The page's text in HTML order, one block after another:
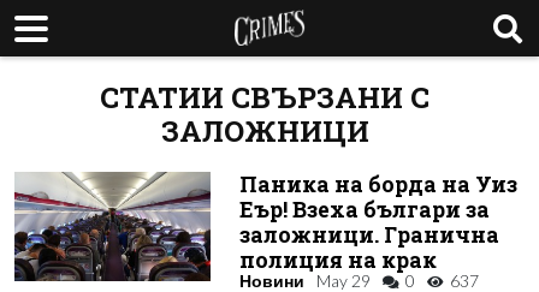
СТАТИИ СВЪРЗАНИ С
ЗАЛОЖНИЦИ
Паника на борда на Уиз
Еър! Взеха българи за
заложници. Гранична
полиция на крак
Новини May 29 0 637